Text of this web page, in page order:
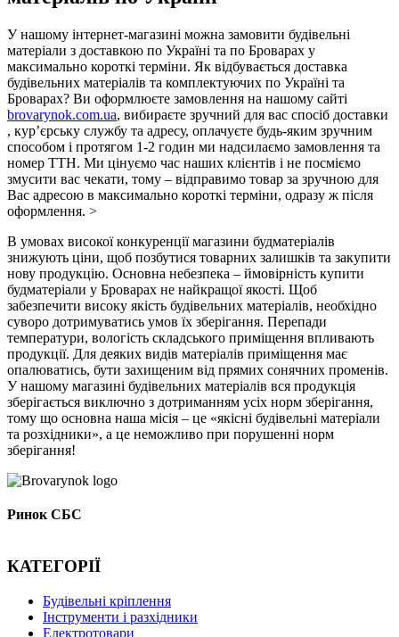
У нашому інтернет-магазині можна замовити будівельні
матеріали з доставкою по Україні та по Броварах у
максимально короткі терміни. Як відбувається доставка
будівельних матеріалів та комплектуючих по Україні та
Броварах? Ви оформлюєте замовлення на нашому сайті
brovarynok.com.ua, вибираєте зручний для вас спосіб доставки
, кур’єрську службу та адресу, оплачуєте будь-яким зручним
способом і протягом 1-2 годин ми надсилаємо замовлення та
номер ТТН. Ми цінуємо час наших клієнтів і не посміємо
змусити вас чекати, тому – відправимо товар за зручною для
Вас адресою в максимально короткі терміни, одразу ж після
оформлення. >
В умовах високої конкуренції магазини будматеріалів
знижують ціни, щоб позбутися товарних залишків та закупити
нову продукцію. Основна небезпека – ймовірність купити
будматеріали у Броварах не найкращої якості. Щоб
забезпечити високу якість будівельних матеріалів, необхідно
суворо дотримуватись умов їх зберігання. Перепади
температури, вологість складського приміщення впливають
продукції. Для деяких видів матеріалів приміщення має
опалюватись, бути захищеним від прямих сонячних променів.
У нашому магазині будівельних матеріалів вся продукція
зберігається виключно з дотриманням усіх норм зберігання,
тому що основна наша місія – це «якісні будівельні матеріали
та розхідники», а це неможливо при порушенні норм
зберігання!
Ринок СБС
КАТЕГОРІЇ
Будівельні кріплення
Інструменти і разхідники
Електротовари